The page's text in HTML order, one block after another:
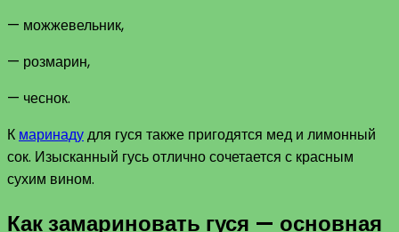
— можжевельник,
— розмарин,
— чеснок.
К маринадудля гуся также пригодятся мед и лимонный
сок. Изысканный гусь отлично сочетается с красным
сухим вином.
Как замариновать гуся — основная